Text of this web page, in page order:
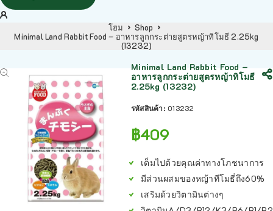
โฮม
Shop
Minimal Land Rabbit Food – อาหารลูกกระต่ายสูตรหญ้าทิโมธี 2.25kg
(13232)
Minimal Land Rabbit Food –
อาหารลูกกระต่ายสูตรหญ้าทิโมธี
2.25kg (13232)
รหัสสินค้า: 013232
฿409
เต็มไปด้วยคุณค่าทางโภชนาการ
มีส่วนผสมของหญ้าทีโมธี่ถึง60%
เสริมด้วยวิตามินต่างๆ